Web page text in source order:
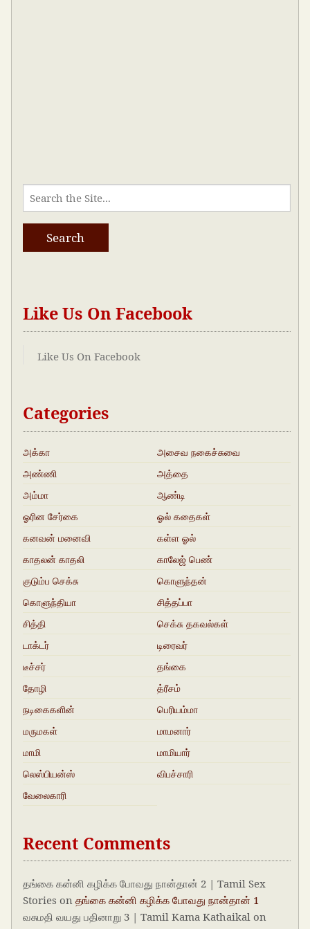
Like Us On Facebook
Like Us On Facebook
Categories
அக்கா
அசைவ நகைச்சுவை
அண்ணி
அத்தை
அம்மா
ஆண்டி
ஓரின சேர்கை
ஓல் கதைகள்
கனவன் மனைவி
கள்ள ஓல்
காதலன் காதலி
காலேஜ் பெண்
குடும்ப செக்சு
கதைகள்
கொளுந்தன்
கொளுந்தியா
சித்தப்பா
சித்தி
செக்சு தகவல்கள்
டாக்டர்
டிரைவர்
டீச்சர்
தங்கை
தோழி
த்ரீசம்
நடிகைகளின்
ஓல்கதைகள்
பெரியம்மா
மருமகள்
மாமனார்‍‍
மாமி
மாமியார்
லெஸ்பியன்ஸ்
விபச்சாரி
வேலைகாரி
Recent Comments
தங்கை கன்னி கழிக்க போவது நான்தான் 2 | Tamil Sex
Stories onதங்கை கன்னி கழிக்க போவது நான்தான் 1
வசுமதி வயது பதினாறு 3 | Tamil Kama Kathaikal on